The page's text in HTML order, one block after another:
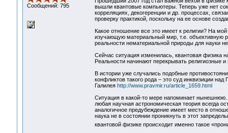
Сообщений: 795
вышли квантовые компьютеры. Теперь уже нет
корреляциях, декогеренции и др. процессах,
проверку практикой, поскольку на ее основе
Какое отношение все это имеет к религии? На
изучающую материальный мир, т.е. объективную
реальности нематериальной природы для науки
Сейчас ситуация изменилась, квантовая физика
Реальности начинают перекрывать религиозные
В истории уже случались подобные
конфликтов такого рода – это суд инквизиции
Галилея http://www.pravmir.ru/article_1659.html
Ситуация в какой-то мере напоминает нынешнюю.
любая научная астрономическая теория всегда
аналогичное предубеждение имеет место в
наука не в состоянии проникнуть в этот
квантовой физике происходит именно такое